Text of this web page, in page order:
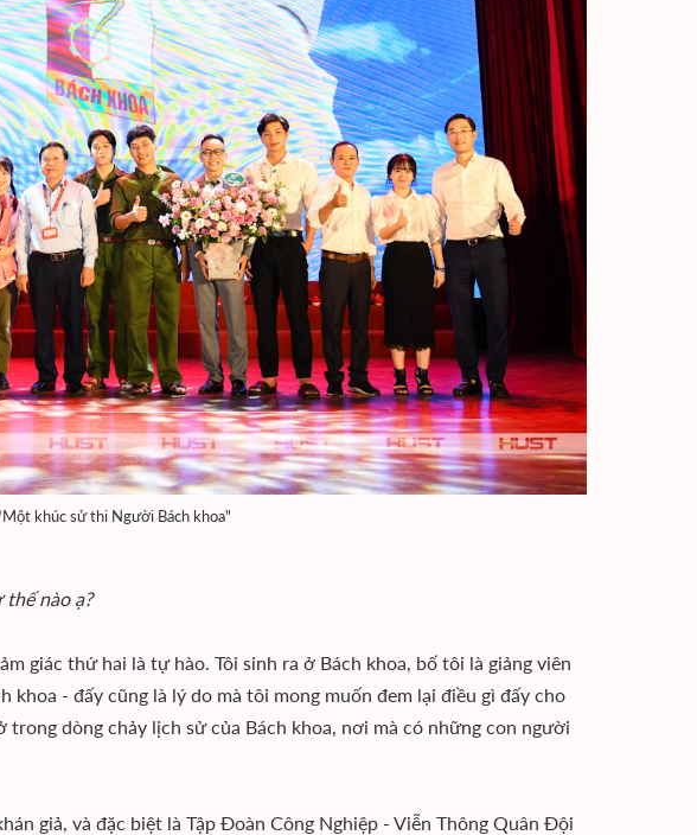
khúc sử thi Người Bách khoa"
thế nào ạ?
giác thứ hai là tự hào. Tôi sinh ra ở Bách khoa, bố tôi là giảng viên
khoa - đấy cũng là lý do mà tôi mong muốn đem lại điều gì đấy cho
dòng chảy lịch sử của Bách khoa, nơi mà có những con người
giả, và đặc biệt là Tập Đoàn Công Nghiệp - Viễn Thông Quân Đội